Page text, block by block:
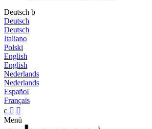
Deutsch b
Deutsch
Deutsch
Italiano
Polski
English
English
Nederlands
Nederlands
Español
Français
c  
Menü